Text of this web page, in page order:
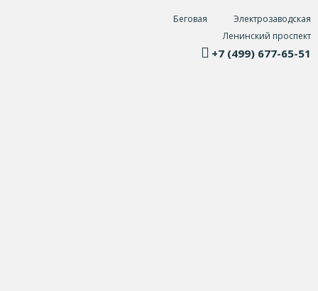
Беговая
Электрозаводская
Ленинский проспект
+7 (499) 677-65-51